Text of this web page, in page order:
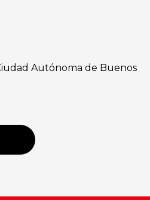
Autónoma de Buenos